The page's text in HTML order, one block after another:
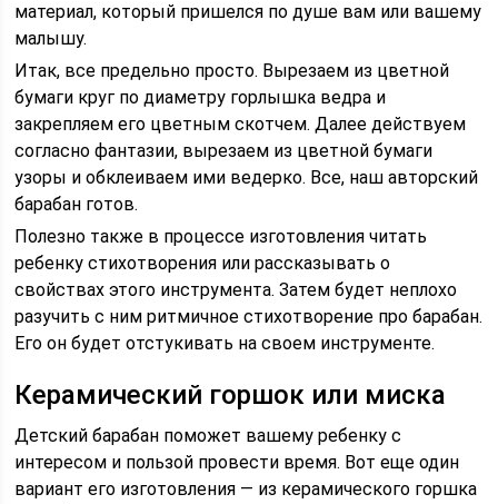
материал, который пришелся по душе вам или вашему
малышу.
Итак, все предельно просто. Вырезаем из цветной
бумаги круг по диаметру горлышка ведра и
закрепляем его цветным скотчем. Далее действуем
согласно фантазии, вырезаем из цветной бумаги
узоры и обклеиваем ими ведерко. Все, наш авторский
барабан готов.
Полезно также в процессе изготовления читать
ребенку стихотворения или рассказывать о
свойствах этого инструмента. Затем будет неплохо
разучить с ним ритмичное стихотворение про барабан.
Его он будет отстукивать на своем инструменте.
Керамический горшок или миска
Детский барабан поможет вашему ребенку с
интересом и пользой провести время. Вот еще один
вариант его изготовления — из керамического горшка